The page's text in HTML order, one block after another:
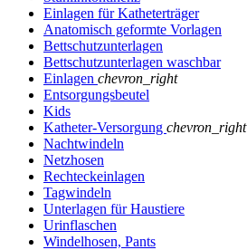
Einlagen für Katheterträger
Anatomisch geformte Vorlagen
Bettschutzunterlagen
Bettschutzunterlagen waschbar
Einlagen chevron_right
Entsorgungsbeutel
Kids
Katheter-Versorgung chevron_right
Nachtwindeln
Netzhosen
Rechteckeinlagen
Tagwindeln
Unterlagen für Haustiere
Urinflaschen
Windelhosen, Pants